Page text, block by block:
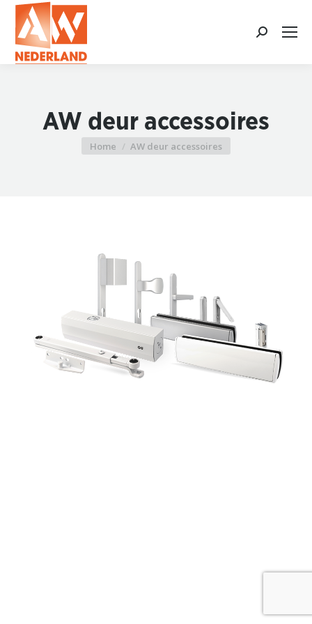
Search:
AW deur accessoires
Je bent hier:
Home AW deur accessoires